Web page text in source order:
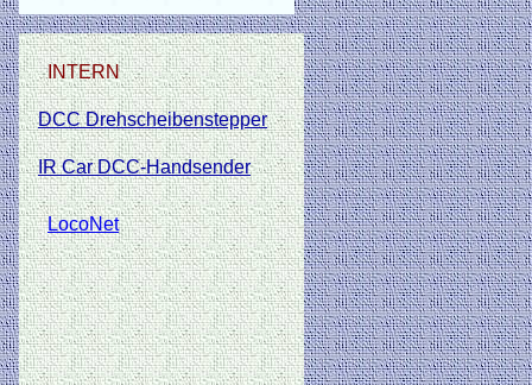
INTERN
DCC Drehscheibenstepper
IR Car DCC-Handsender
LocoNet